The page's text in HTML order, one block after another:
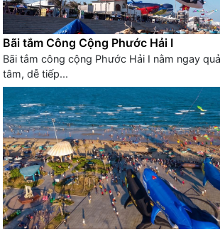
Bãi tắm Công Cộng Phước Hải I
Bãi tắm công cộng Phước Hải I nằm ngay
tâm, dễ tiếp...